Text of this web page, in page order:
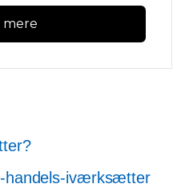
handels-iværksætter